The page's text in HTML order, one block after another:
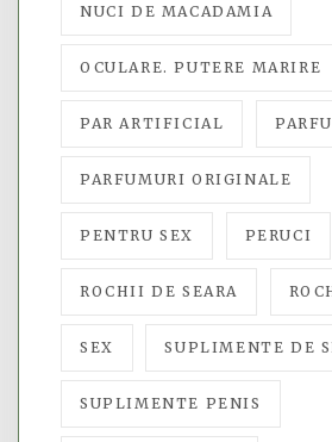
NUCI DE MACADAMIA
OCULARE. PUTERE MARIRE
PAR ARTIFICIAL
PARFUMURI ORIGINALE
PENTRU SEX PERUCI
ROCHII DE SEARA
SEX SUPLIMENTE DE
SUPLIMENTE PENIS